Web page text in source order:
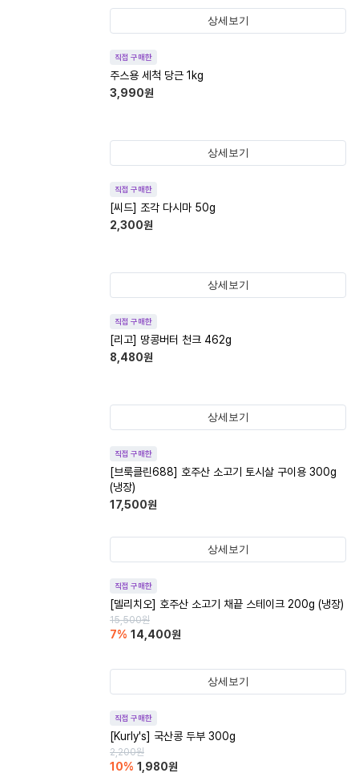
상세보기
직접 구매한
주스용 세척 당근 1kg
3,990원
상세보기
직접 구매한
[씨드] 조각 다시마 50g
2,300원
상세보기
직접 구매한
[리고] 땅콩버터 천크 462g
8,480원
상세보기
직접 구매한
[브룩클린688] 호주산 소고기 토시살 구이용 300g
(냉장)
17,500원
상세보기
직접 구매한
[델리치오] 호주산 소고기 채끝 스테이크 200g (냉장)
15,500원
7% 14,400원
상세보기
직접 구매한
[Kurly's] 국산콩 두부 300g
2,200원
10% 1,980원